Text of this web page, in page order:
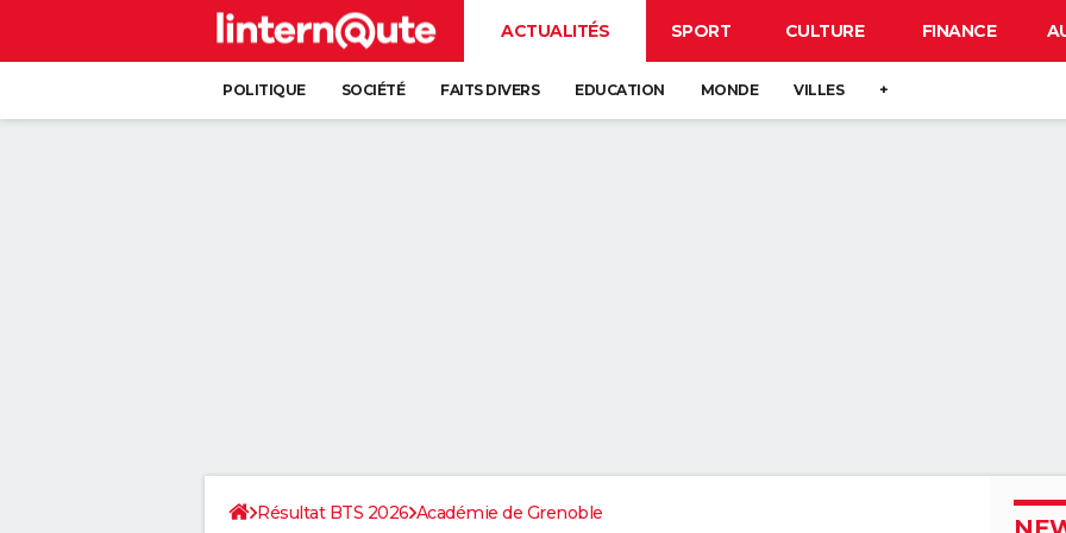
ACTUALITÉS SPORT CULTURE FINANCE
POLITIQUE SOCIÉTÉ FAITS DIVERS EDUCATION MONDE VILLES +
Résultat BTS 2026 Académie de Grenoble